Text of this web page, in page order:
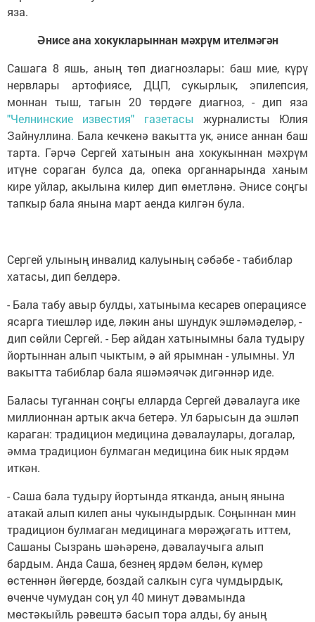
яза.
Әнисеана хокукларыннан мәхрүм ителмәгән
Сашага 8 яшь, аның төп диагнозлары: баш мие, күрү
нервлары артофиясе, ДЦП, сукырлык, эпилепсия,
моннан тыш, тагын 20 төрдәге диагноз, - дип яза
"Челнинские известия" газетасы журналисты Юлия
Зайнуллина. Бала кечкенә вакытта ук, әнисе аннан баш
тарта. Гәрчә Сергей хатынын ана хокукыннан мәхрүм
итүне сораган булса да, опека органнарында ханым
кире уйлар, акылына килер дип өметләнә. Әнисе соңгы
тапкыр бала янына март аенда килгән була.
Сергей улының инвалид калуының сәбәбе - табиблар
хатасы, дип белдерә.
- Бала табу авыр булды, хатыныма кесарев операциясе
ясарга тиешләр иде, ләкин аны шундук эшләмәделәр, -
дип сөйли Сергей. - Бер айдан хатынымны бала тудыру
йортыннан алып чыктым, ә ай ярымнан - улымны. Ул
вакытта табиблар бала яшәмәячәк дигәннәр иде.
Баласы туганнан соңгы елларда Сергей дәвалауга ике
миллионнан артык акча бетерә. Ул барысын да эшләп
караган: традицион медицина дәвалаулары, догалар,
әмма традицион булмаган медицина бик нык ярдәм
иткән.
- Саша бала тудыру йортында ятканда, аның янына
атакай алып килеп аны чукындырдык. Соңыннан мин
традицион булмаган медицинага мөрәҗәгать иттем,
Сашаны Сызрань шәһәренә, дәвалаучыга алып
бардым. Анда Саша, безнең ярдәм белән, күмер
өстеннән йөгерде, боздай салкын суга чумдырдык,
өченче чумудан соң ул 40 минут дәвамында
мөстәкыйль рәвештә басып тора алды, бу аның